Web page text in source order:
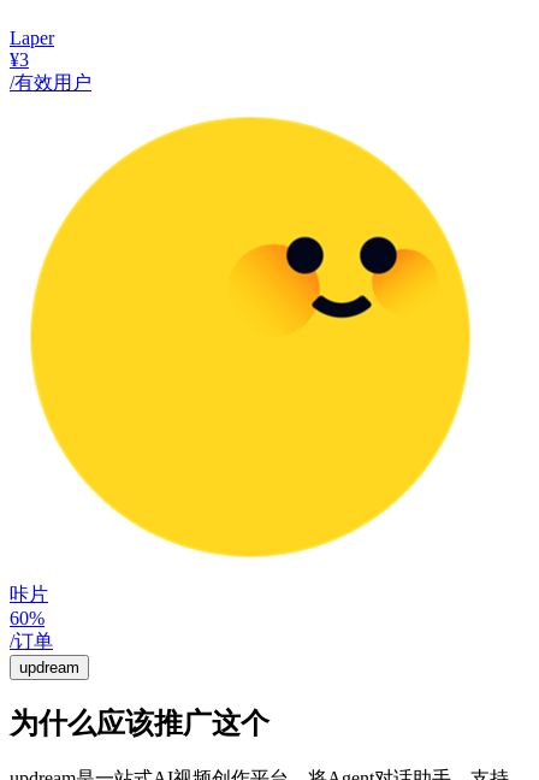
Laper
¥3
/有效用户
咔片
60%
/订单
updream
为什么应该推广这个